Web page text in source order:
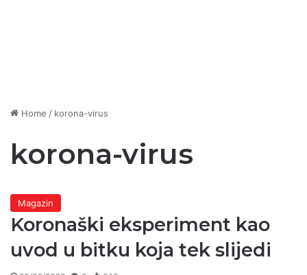
Home / korona-virus
korona-virus
Magazin
Koronaški eksperiment kao
uvod u bitku koja tek slijedi